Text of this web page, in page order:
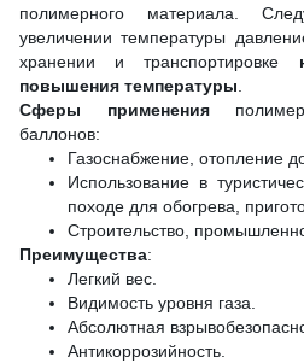
полимерного материала.
увеличении температуры
хранении и транспортировке
повышения температуры
Сферы применения
баллонов:
Газоснабжение, отопление
Использование в
походе для обогрева,
Строительство,
Преимущества:
Легкий вес.
Видимость уровня газа.
Абсолютная
Антикоррозийность.